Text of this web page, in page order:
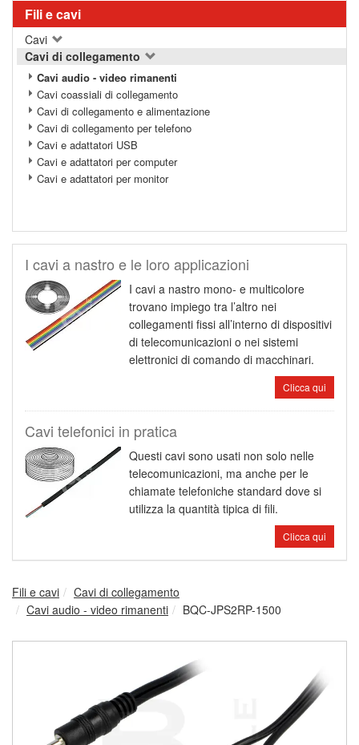
Fili e cavi
Cavi
Cavi di collegamento
Cavi audio - video rimanenti
Cavi coassiali di collegamento
Cavi di collegamento e alimentazione
Cavi di collegamento per telefono
Cavi e adattatori USB
Cavi e adattatori per computer
Cavi e adattatori per monitor
I cavi a nastro e le loro applicazioni
I cavi a nastro mono- e multicolore
trovano impiego tra l’altro nei
collegamenti fissi all’interno di dispositivi
di telecomunicazioni o nei sistemi
elettronici di comando di macchinari.
Clicca qui
Cavi telefonici in pratica
Questi cavi sono usati non solo nelle
telecomunicazioni, ma anche per le
chiamate telefoniche standard dove si
utilizza la quantità tipica di fili.
Clicca qui
Fili e cavi
Cavi di collegamento
Cavi audio - video rimanenti
BQC-JPS2RP-1500